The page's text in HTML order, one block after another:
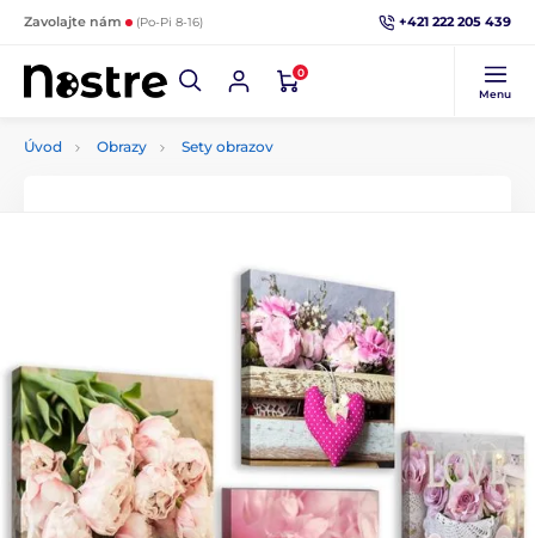
Zavolajte nám (Po-Pi 8-16) +421 222 205 439
0
Menu
Úvod Obrazy Sety obrazov